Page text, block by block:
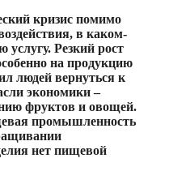
кризис помимо
в каком-
услугу. Резкий рост
на продукцию
людей вернуться к
экономики –
фруктов и овощей.
промышленность
нет пищевой